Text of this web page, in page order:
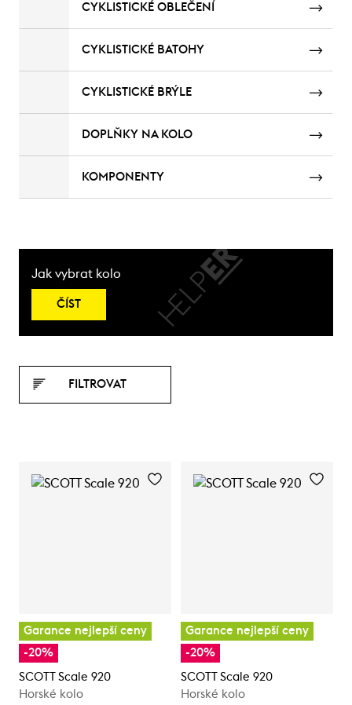
CYKLISTICKÉ OBLEČENÍ
CYKLISTICKÉ BATOHY
CYKLISTICKÉ BRÝLE
DOPLŇKY NA KOLO
KOMPONENTY
Jak vybrat kolo
ČÍST
FILTROVAT
Garance nejlepší ceny
-20%
SCOTT Scale 920
Horské kolo
Garance nejlepší ceny
-20%
SCOTT Scale 920
Horské kolo